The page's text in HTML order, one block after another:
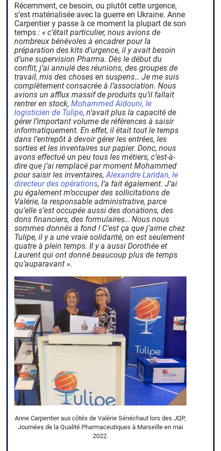
Récemment, ce besoin, ou plutôt cette urgence,
s’est matérialisée avec la guerre en Ukraine. Anne
Carpentier y passe à ce moment la plupart de son
temps: « c’était particulier, nous avions de
nombreux bénévoles à encadrer pour la
préparation des kits d’urgence, il y avait besoin
d’une supervision Pharma. Dès le début du
conflit, j’ai annulé des réunions, des groupes de
travail, mis des choses en suspens… Je me suis
complètement consacrée à l’association. Nous
avions un afflux massif de produits qu’il fallait
rentrer en stock,Mohammed Aidouni, le
logisticien de Tulipe, n’avait plus la capacité de
gérer l’important volume de références à saisir
informatiquement. En effet, il était tout le temps
dans l’entrepôt à devoir gérer les entrées, les
sorties et les inventaires sur papier. Donc, nous
avons effectué un peu tous les métiers, c’est-à-
dire que j’ai remplacé par moment Mohammed
pour saisir les inventaires,Alexandre Laridan, le
directeur des opérations, l’a fait également. J’ai
pu également m’occuper des sollicitations de
Valérie, la responsable administrative, parce
qu’elle s’est occupée aussi des donations, des
dons financiers, des formulaires… Nous nous
sommes donnés à fond ! C’est ça que j’aime chez
Tulipe, il y a une vraie solidarité, on est seulement
quatre à plein temps. Il y a aussi Dorothée et
Laurent qui ont donné beaucoup plus de temps
qu’auparavant ».
Anne Carpentier aux côtés de Valérie Sénéchaut lors des JQP,
Journées de la Qualité Pharmaceutiques à Marseille en mai
2022.